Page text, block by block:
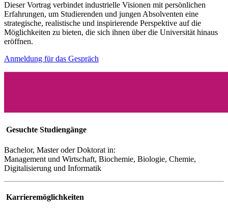
Dieser Vortrag verbindet industrielle Visionen mit persönlichen
Erfahrungen, um Studierenden und jungen Absolventen eine
strategische, realistische und inspirierende Perspektive auf die
Möglichkeiten zu bieten, die sich ihnen über die Universität hinaus
eröffnen.
Anmeldung für das Gespräch
Gesuchte Studiengänge
Bachelor, Master oder Doktorat in:
Management und Wirtschaft, Biochemie, Biologie, Chemie,
Digitalisierung und Informatik
Karrieremöglichkeiten